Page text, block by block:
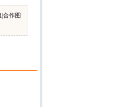
合作图